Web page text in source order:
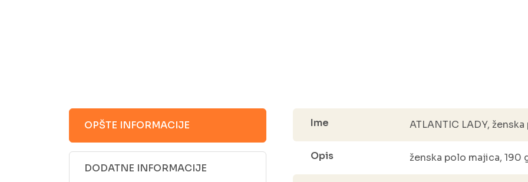
OPŠTE INFORMACIJE
DODATNE INFORMACIJE
Ime ATLANTIC LADY,
Opis ženska polo majica, 190